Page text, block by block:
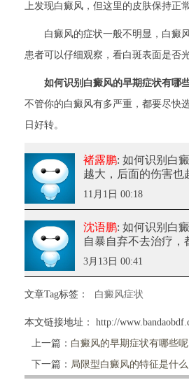
上发现白癜风，但这里的皮肤保持正
白癜风的症状一般不明显，白癜风
患者可以仔细观察，看白斑表面是否
如何识别白癜风的早期症状有哪
不管你的白癜风有多严重，都要尽快
日好转。
褚露鹏: 如何识别白
越大，后面的伤害也
11月1日 00:18
沈语鹏: 如何识别白
自暴自弃不去治疗，
3月13日 00:41
文章Tag标签： 白癜风症状
本文链接地址：
http://
上一篇： 白癜风的早期症状有哪些呢
下一篇： 局限型白癜风的特征是什么